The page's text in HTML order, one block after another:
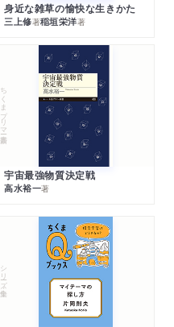
身近な雑草の愉快な生きかた
三上修著稲垣栄洋著
ちくまプリマー新書
宇宙最強物質決定戦
高水裕一著
シリーズ・全集